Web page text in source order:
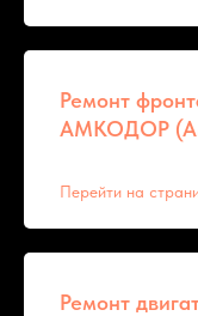
Ремонт
АМКОДОР
Перейти на
Ремонт